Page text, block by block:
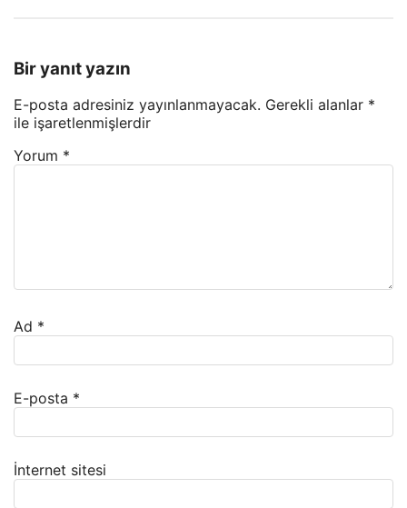
Bir yanıt yazın
E-posta adresiniz yayınlanmayacak. Gerekli alanlar *
ile işaretlenmişlerdir
Yorum *
Ad *
E-posta *
İnternet sitesi